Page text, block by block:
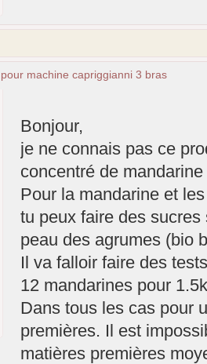
machine capriggianni 3 bras
Bonjour,
je ne connais pas ce
concentré de mandarine
Pour la mandarine et
tu peux faire des
peau des agrumes (bio
Il va falloir faire des
12 mandarines pour
Dans tous les cas pour
premières. Il est
matières premières